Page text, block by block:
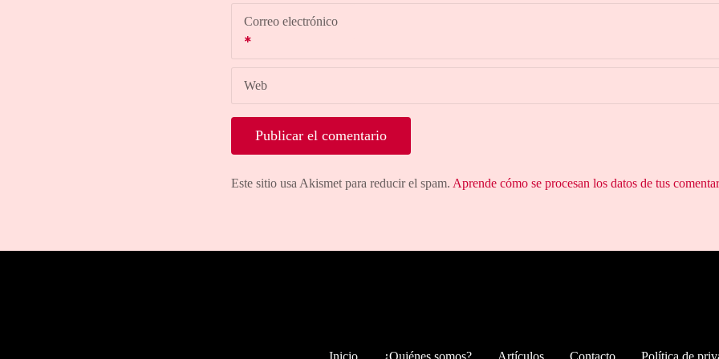
Correo electrónico
Web
Este sitio usa Akismet para reducir el spam. Aprende cómo se procesan los datos de tus
Inicio ¿Quiénes somos? Artículos Contacto Política de